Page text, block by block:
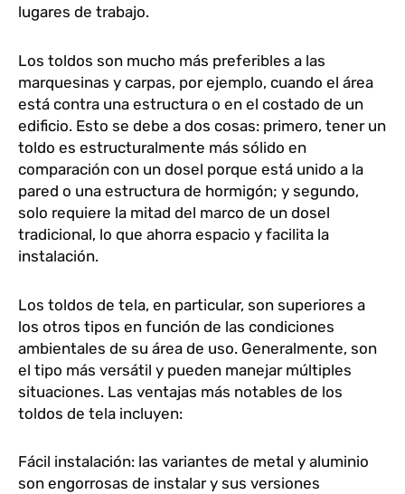
lugares de trabajo.
Los toldos son mucho más preferibles a las
marquesinas y carpas, por ejemplo, cuando el área
está contra una estructura o en el costado de un
edificio. Esto se debe a dos cosas: primero, tener un
toldo es estructuralmente más sólido en
comparación con un dosel porque está unido a la
pared o una estructura de hormigón; y segundo,
solo requiere la mitad del marco de un dosel
tradicional, lo que ahorra espacio y facilita la
instalación.
Los toldos de tela, en particular, son superiores a
los otros tipos en función de las condiciones
ambientales de su área de uso. Generalmente, son
el tipo más versátil y pueden manejar múltiples
situaciones. Las ventajas más notables de los
toldos de tela incluyen:
Fácil instalación: las variantes de metal y aluminio
son engorrosas de instalar y sus versiones